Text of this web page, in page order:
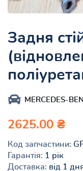
Задня
MERCEDES-
2625.00 ₴
Код запчастини:
Гарантія: 1 рік
Доставка: від 1